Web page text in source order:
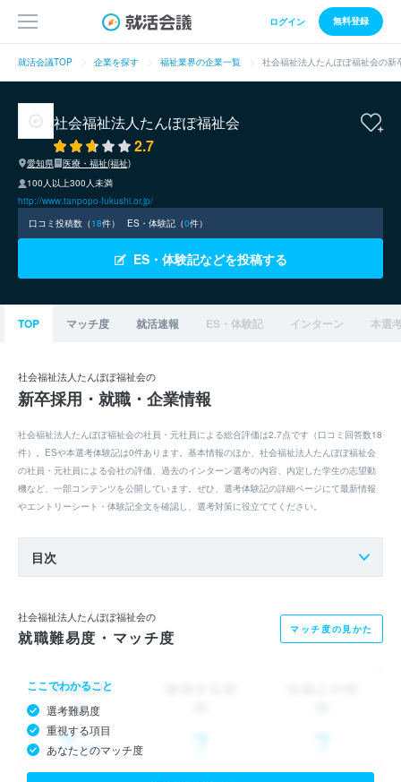
ログイン 無料登録
就活会議TOP 企業を探す 福祉業界の企業一覧 社会福祉法人たんぽぽ福祉会の新
社会福祉法人たんぽぽ福祉会
2.7
愛知県
医療・福祉(福祉)
100人以上300人未満
http://www.tanpopo-fukushi.or.jp/
口コミ投稿数（18件） ES・体験記（0件）
ES・体験記などを投稿する
TOP マッチ度 就活速報 ES・体験記 インターン 本選
社会福祉法人たんぽぽ福祉会の
新卒採用・就職・企業情報
社会福祉法人たんぽぽ福祉会の社員・元社員による総合評価は2.7点です（口コミ回答数18
件）。ESや本選考体験記は0件あります。基本情報のほか、社会福祉法人たんぽぽ福祉会
の社員・元社員による会社の評価、過去のインターン選考の内容、内定した学生の志望動
機など、一部コンテンツを公開しています。ぜひ、選考体験記の詳細ページにて最新情報
やエントリーシート・体験記全文を確認し、選考対策に役立ててください。
目次
社会福祉法人たんぽぽ福祉会の
就職難易度・マッチ度 マッチ度の見かた
ここでわかること
選考難易度
重視する項目
あなたとのマッチ度